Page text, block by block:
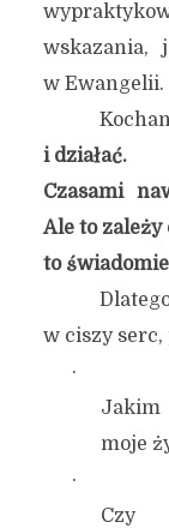
wskazania,
w Ewangelii.
i działać.
Czasami
Ale to zależy
to
w ciszy
·
moje
·
Czy